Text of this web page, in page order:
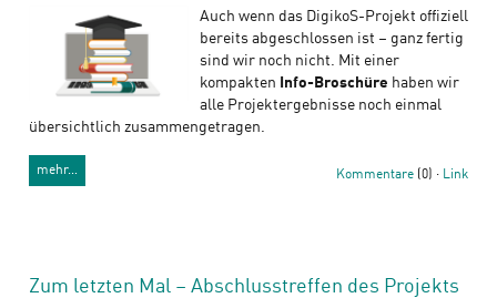
Auch wenn das DigikoS-Projekt offiziell
bereits abgeschlossen ist – ganz fertig
sind wir noch nicht. Mit einer
kompakten Info-Broschüre haben wir
alle Projektergebnisse noch einmal
übersichtlich zusammengetragen.
mehr… Kommentare (0) · Link
Zum letzten Mal – Abschlusstreffen des Projekts